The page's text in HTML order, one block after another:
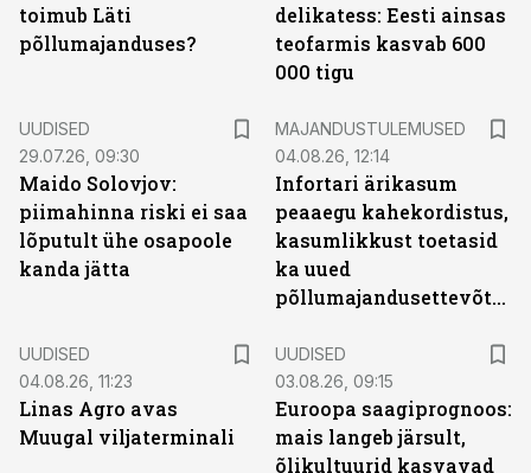
toimub Läti
põllumajanduses?
delikatess: Eesti ainsas
teofarmis kasvab 600
000 tigu
UUDISED
29.07.26, 09:30
Maido Solovjov:
piimahinna riski ei saa
lõputult ühe osapoole
kanda jätta
MAJANDUSTULEMUSED
04.08.26, 12:14
Infortari ärikasum
peaaegu kahekordistus,
kasumlikkust toetasid
ka uued
põllumajandusettevõtted
UUDISED
04.08.26, 11:23
Linas Agro avas
Muugal viljaterminali
UUDISED
03.08.26, 09:15
Euroopa saagiprognoos:
mais langeb järsult,
õlikultuurid kasvavad